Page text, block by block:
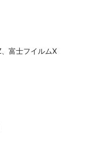
富士フイルムX